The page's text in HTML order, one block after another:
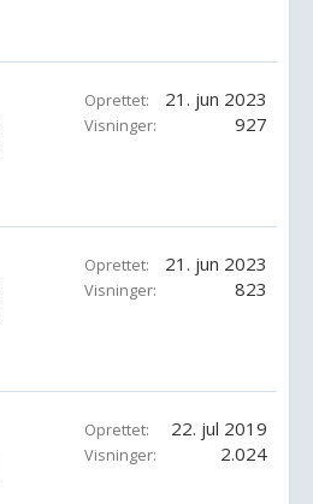
Oprettet: 21. jun 2023
Visninger: 927
Oprettet: 21. jun 2023
Visninger: 823
Oprettet: 22. jul 2019
Visninger: 2.024